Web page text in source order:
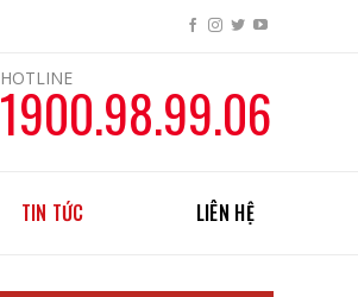
HOTLINE
1900.98.99.06
TIN TỨC LIÊN HỆ